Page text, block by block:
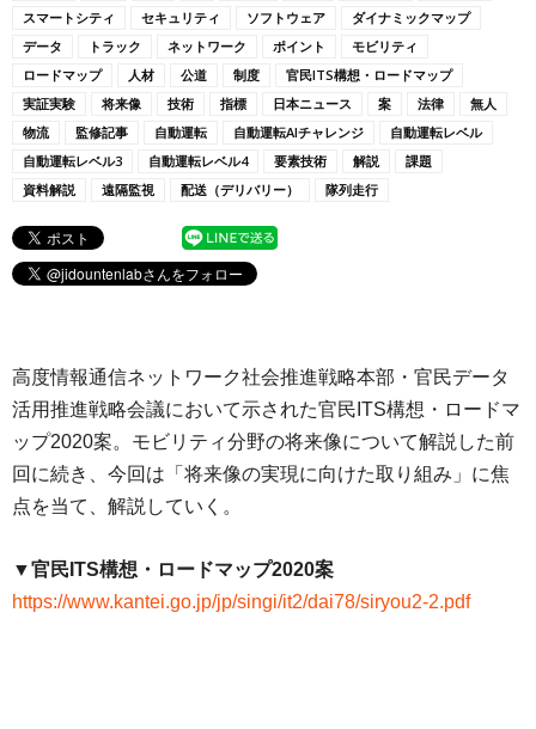
スマートシティ
セキュリティ ソフトウェア
ダイナミックマップ
データ
トラック ネットワーク ポイント
モビリティ
ロードマップ
人材 公道 制度
官民ITS構想・ロードマップ
実証実験
将来像 技術 指標 日本ニュース 案 法律
無人
物流
監修記事 自動運転 自動運転AIチャレンジ
自動運転レベル
自動運転レベル3
自動運転レベル4 要素技術 解説
課題
資料解説
遠隔監視 配送（デリバリー） 隊列走行
高度情報通信ネットワーク社会推進戦略本部・官民データ
活用推進戦略会議において示された官民ITS構想・ロードマ
ップ2020案。モビリティ分野の将来像について解説した前
回に続き、今回は「将来像の実現に向けた取り組み」に焦
点を当て、解説していく。
▼官民ITS構想・ロードマップ2020案
https://www.kantei.go.jp/jp/singi/it2/dai78/siryou2-2.pdf